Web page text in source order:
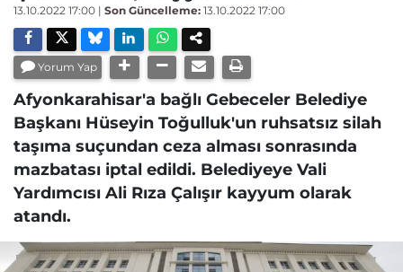
13.10.2022 17:00 | Son Güncelleme: 13.10.2022 17:00
Yorum Yap
Afyonkarahisar'a bağlı Gebeceler Belediye
Başkanı Hüseyin Toğulluk'un ruhsatsız silah
taşıma suçundan ceza alması sonrasında
mazbatası iptal edildi. Belediyeye Vali
Yardımcısı Ali Rıza Çalışır kayyum olarak
atandı.